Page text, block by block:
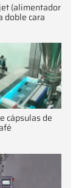
(alimentador
doble cara
cápsulas de